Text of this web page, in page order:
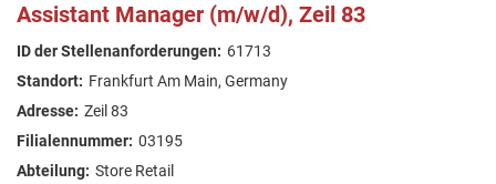
FAQ
ARBEIT SUCHEN
Assistant Manager (m/w/d), Zeil 83
61713
Frankfurt Am Main, Germany
Zeil 83
03195
Store Retail